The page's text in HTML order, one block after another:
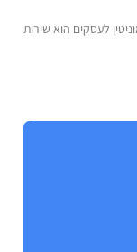
לעסקים הוא שירות